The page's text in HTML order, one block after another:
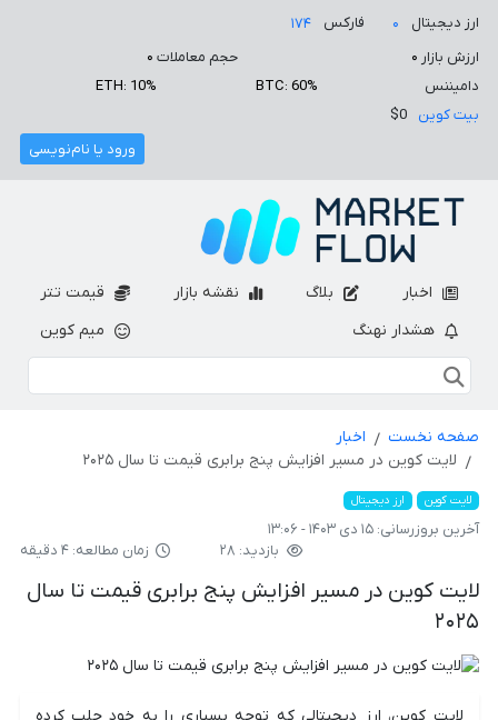
ارز دیجیتال ۰ فارکس
۱۷۴
ارزش بازار ۰ حجم معاملات ۰
دامیننس
BTC: 60%
ETH: 10%
بیت کوین
$0
ورود یا نام‌نویسی
اخبار بلاگ نقشه بازار
قیمت تتر
هشدار نهنگ
میم کوین
صفحه نخست
اخبار
لایت کوین در مسیر افزایش پنج برابری قیمت تا سال ۲۰۲۵
لایت کوین ارز دیجیتال
آخرین بروزرسانی:۱۵ دی ۱۴۰۳ - ۱۳:۰۶
بازدید: ۲۸
زمان مطالعه: ۴ دقیقه
لایت کوین در مسیر افزایش پنج برابری قیمت تا سال
۲۰۲۵
لایت کوین، ارز دیجیتالی که توجه بسیاری را به خود جلب کرده